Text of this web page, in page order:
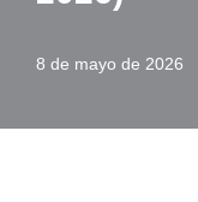
8 de mayo de 2026